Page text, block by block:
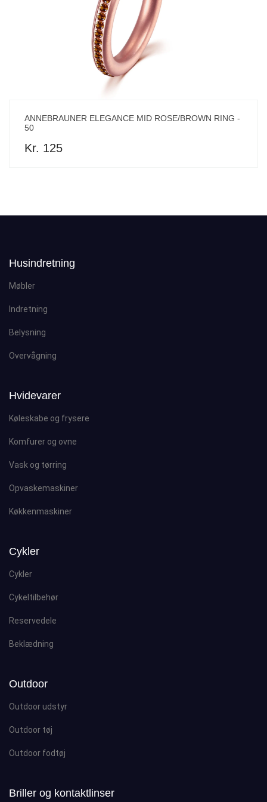
ANNEBRAUNER ELEGANCE MID ROSE/BROWN RING -
50
Kr. 125
Husindretning
Møbler
Indretning
Belysning
Overvågning
Hvidevarer
Køleskabe og frysere
Komfurer og ovne
Vask og tørring
Opvaskemaskiner
Køkkenmaskiner
Cykler
Cykler
Cykeltilbehør
Reservedele
Beklædning
Outdoor
Outdoor udstyr
Outdoor tøj
Outdoor fodtøj
Briller og kontaktlinser